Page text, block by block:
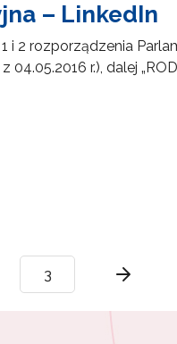
– LinkedIn
1 i 2 rozporządzenia
04.05.2016 r.), dalej
3